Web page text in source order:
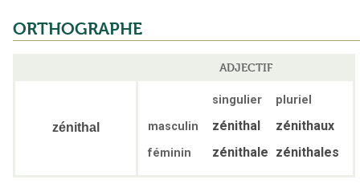
ORTHOGRAPHE
ADJECTIF
zénithal
singulier
pluriel
masculin
zénithal zénithaux
féminin zénithale zénithales